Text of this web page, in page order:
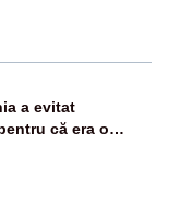
a evitat
că era o
și fondurile de